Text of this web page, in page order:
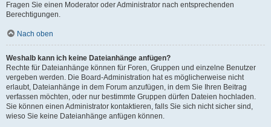
Fragen Sie einen Moderator oder Administrator nach entsprechenden
Berechtigungen.
Nach oben
Weshalb kann ich keine Dateianhänge anfügen?
Rechte für Dateianhänge können für Foren, Gruppen und einzelne Benutzer
vergeben werden. Die Board-Administration hat es möglicherweise nicht
erlaubt, Dateianhänge in dem Forum anzufügen, in dem Sie Ihren Beitrag
verfassen möchten, oder nur bestimmte Gruppen dürfen Dateien hochladen.
Sie können einen Administrator kontaktieren, falls Sie sich nicht sicher sind,
wieso Sie keine Dateianhänge anfügen können.